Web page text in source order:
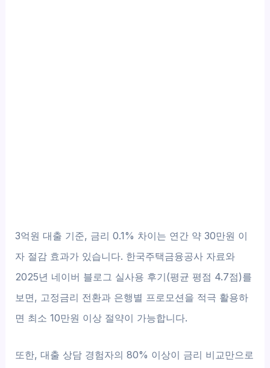
3억원 대출 기준, 금리 0.1% 차이는 연간 약 30만원 이
자 절감 효과가 있습니다. 한국주택금융공사 자료와
2025년 네이버 블로그 실사용 후기(평균 평점 4.7점)를
보면, 고정금리 전환과 은행별 프로모션을 적극 활용하
면 최소 10만원 이상 절약이 가능합니다.
또한, 대출 상담 경험자의 80% 이상이 금리 비교만으로